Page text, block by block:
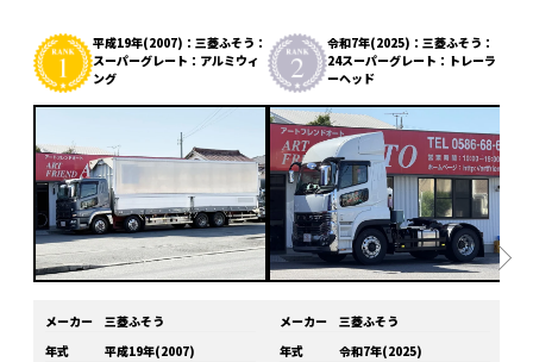
平成19年(2007)：三菱ふそう：
スーパーグレート：アルミウィ
ング
メーカー
三菱ふそう
年式
平成19年(2007)
令和7年(2025)：三菱ふそう：
24スーパーグレート：トレーラ
ーヘッド
メーカー
三菱ふそう
年式
令和7年(2025)